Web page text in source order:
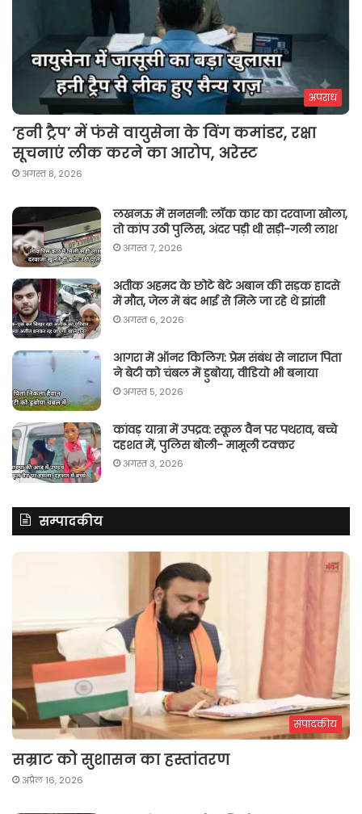
अपराध
‘हनी ट्रैप’ में फंसे वायुसेना के विंग कमांडर, रक्षा
सूचनाएं लीक करने का आरोप, अरेस्ट
अगस्त 8, 2026
लखनऊ में सनसनी: लॉक कार का दरवाजा खोला,
तो कांप उठी पुलिस, अंदर पड़ी थी सड़ी-गली लाश
अगस्त 7, 2026
अतीक अहमद के छोटे बेटे अबान की सड़क हादसे
में मौत, जेल में बंद भाई से मिले जा रहे थे झांसी
अगस्त 6, 2026
आगरा में ऑनर किलिग़: प्रेम संबंध से नाराज पिता
ने बेटी को चंबल में डुबोया, वीडियो भी बनाया
अगस्त 5, 2026
कांवड़ यात्रा में उपद्रव: स्कूल वैन पर पथराव, बच्चे
दहशत में, पुलिस बोली- मामूली टक्कर
अगस्त 3, 2026
सम्पादकीय
संपादकीय
सम्राट को सुशासन का हस्तांतरण
अप्रैल 16, 2026